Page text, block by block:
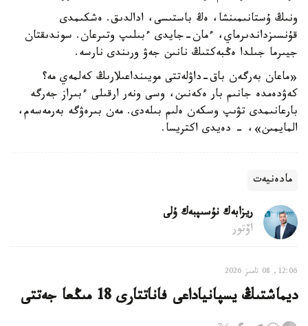
ونىڭ ۇستانىمىنشا، ەڭ باستىسى، ادالدىق. ەشكىمدى
قۇنسىزداندىرماي، ءمان-جايدى ءبىلىپ وتىرعان. سوندىقتان
جيىرما جىلدا ەڭبەكتىڭ نانىن جەۋ ورىندى نارسە.
«ماعان بەرگەن باق-داۋلەتتى مويىنداعىلارىڭ كەلمەي مە؟
كەۋدەمدە جانىم بار ەكەنىن، وسى ونەر ارقىلى ءبىراز جەرگە
بارعانىمدى تۋىپ وسكەن ەلىم بىلەدى. مەن بىرەۋگە بەرمەسەم،
المايمىن»، - دەيدى اكتريسا.
مادەنيەت
ريزابەك نۇسىپبەك ۇلى
اۆتور
12:06, 08 تامىز 2026
ديماشتىڭ يسپانياداعى فاناتتارى 18 مىڭعا جەتتى